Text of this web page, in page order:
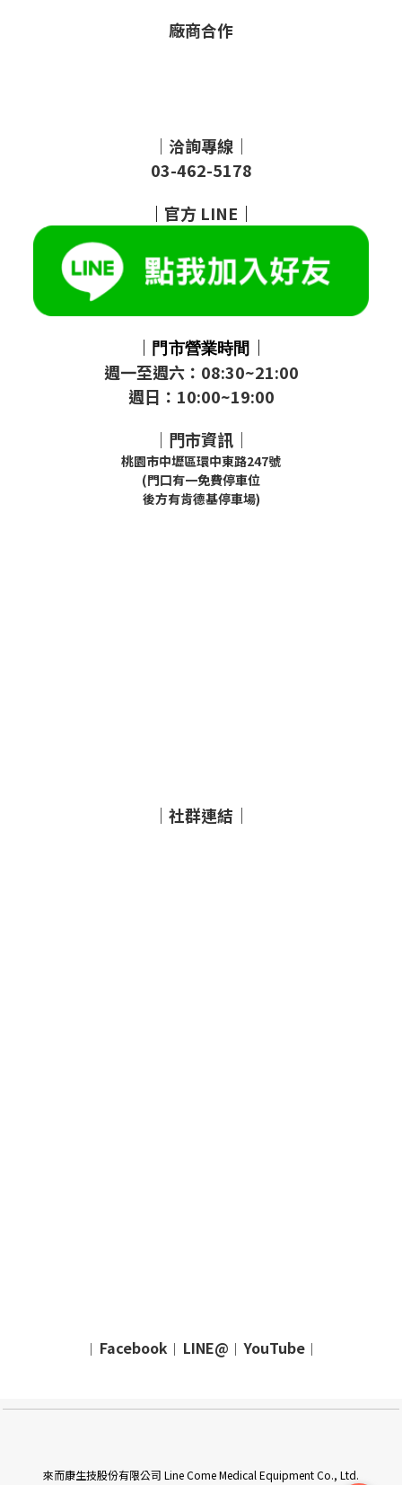
廠商合作
｜洽詢專線｜
03-462-5178
｜ 官方 LINE ｜
｜ 門市營業時間 ｜
週一至週六：08:30~21:00
週日：10:00~19:00
｜門市資訊｜
桃園市中壢區環中東路247號
(門口有一免費停車位
後方有肯德基停車場)
｜社群連結｜
｜ Facebook ｜ LINE@ ｜ YouTube ｜
來而康生技股份有限公司 Line Come Medical Equipment Co., Ltd.